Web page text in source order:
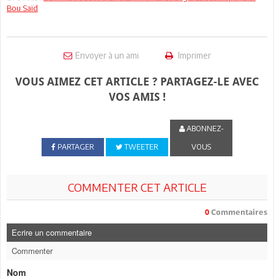
Bou Saïd
Envoyer à un ami Imprimer
VOUS AIMEZ CET ARTICLE ? PARTAGEZ-LE AVEC
VOS AMIS !
PARTAGER TWEETER
ABONNEZ-
VOUS
COMMENTER CET ARTICLE
0 Commentaires
Ecrire un commentaire
Commenter
Nom